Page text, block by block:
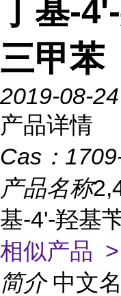
丁基-
三甲苯
2019-08-24
产品详情
Cas：
产品名称
基-4'-羟基
相似产品 >
简介 中文